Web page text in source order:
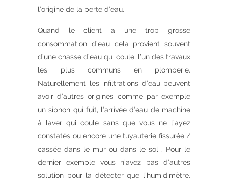
l’origine de la perte d’eau.
Quand le client a une trop grosse
consommation d’eau cela provient souvent
d’une chasse d’eau qui coule, l’un des travaux
les plus communs en plomberie.
Naturellement les infiltrations d’eau peuvent
avoir d’autres origines comme par exemple
un siphon qui fuit, l’arrivée d’eau de machine
à laver qui coule sans que vous ne l’ayez
constatés ou encore une tuyauterie fissurée /
cassée dans le mur ou dans le sol . Pour le
dernier exemple vous n’avez pas d’autres
solution pour la détecter que l’humidimètre.